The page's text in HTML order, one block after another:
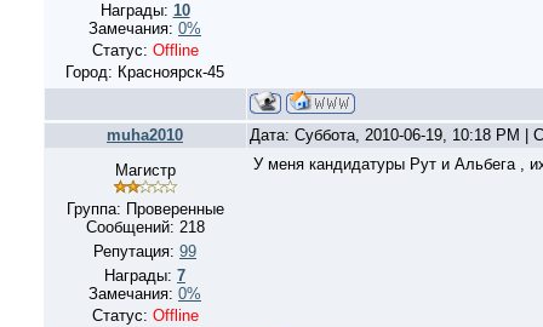
Награды: 10
Замечания: 0%
Статус: Offline
Город: Красноярск-45
muha2010
Дата: Суббота, 2010-06-19, 10:18 PM |
Магистр
Группа: Проверенные
Сообщений: 218
Репутация: 99
Награды: 7
Замечания: 0%
Статус: Offline
У меня кандидатуры Рут и Альбега ,